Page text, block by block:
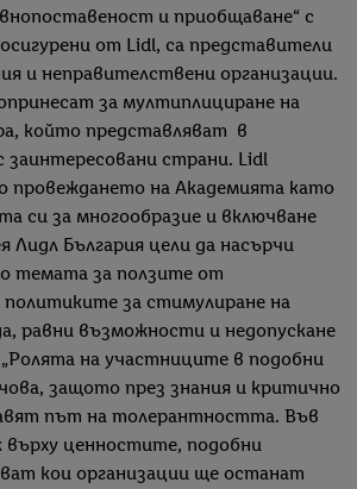
и приобщаване“ с
от Lidl, са представители
и неправителствени организации.
за мултиплициране на
който представляват в
страни. Lidl
провеждането на Академията като
си за многообразие и включване
Лидл България цели да насърчи
темата за ползите от
за стимулиране на
равни възможности и недопускане
на участниците в подобни
защото през знания и критично
път на толерантността. Във
върху ценностите, подобни
кои организации ще останат